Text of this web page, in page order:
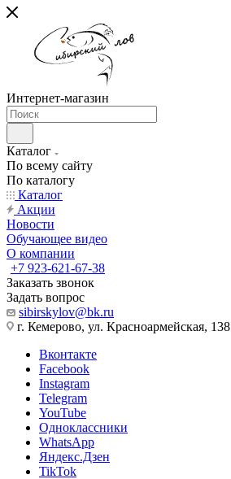
Интернет-магазин
Каталог
По всему сайту
По каталогу
Каталог
Акции
Новости
Обучающее видео
О компании
+7 923-621-67-38
Заказать звонок
Задать вопрос
sibirskylov@bk.ru
г. Кемерово, ул. Красноармейская, 138
Вконтакте
Facebook
Instagram
Telegram
YouTube
Одноклассники
WhatsApp
Яндекс.Дзен
TikTok